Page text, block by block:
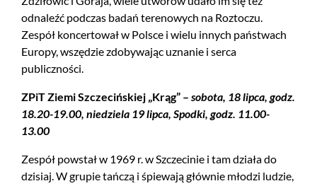
odnaleźć podczas badań terenowych na Roztoczu.
Zespół koncertował w Polsce i wielu innych państwach
Europy, wszędzie zdobywając uznanie i serca
publiczności.
ZPiT Ziemi Szczecińskiej „Krąg” – sobota, 18 lipca, godz.
18.20-19.00, niedziela 19 lipca, Spodki, godz. 11.00-
13.00
Zespół powstał w 1969 r. w Szczecinie i tam działa do
dzisiaj. W grupie tańczą i śpiewają głównie młodzi ludzie,